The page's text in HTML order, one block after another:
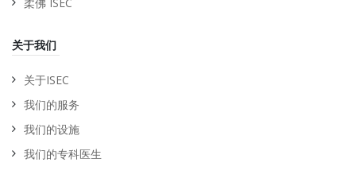
关于我们
关于ISEC
我们的服务
我们的设施
我们的专科医生